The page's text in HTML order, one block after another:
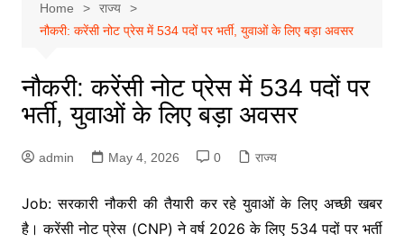
Home
राज्य
नौकरी: करेंसी नोट प्रेस में 534 पदों पर भर्ती, युवाओं के लिए बड़ा अवसर
नौकरी: करेंसी नोट प्रेस में 534 पदों पर
भर्ती, युवाओं के लिए बड़ा अवसर
admin May 4, 2026 0 राज्य
Job: सरकारी नौकरी की तैयारी कर रहे युवाओं के लिए अच्छी खबर
है। करेंसी नोट प्रेस (CNP) ने वर्ष 2026 के लिए 534 पदों पर भर्ती